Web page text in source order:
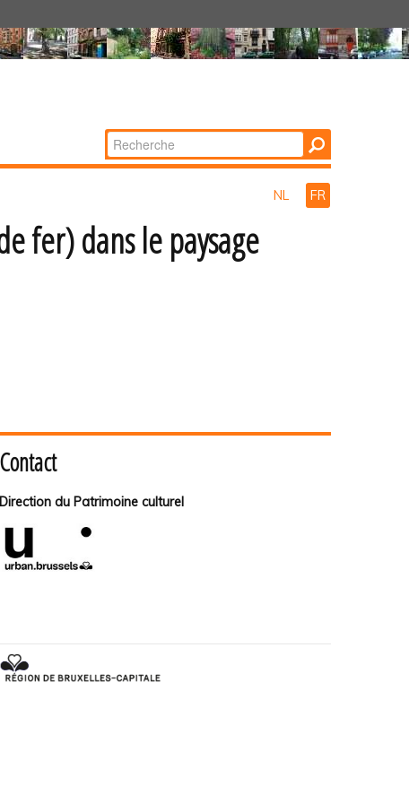
Chercher par
Recherche
NL FR
fer) dans le paysage
Contact
Direction du Patrimoine culturel